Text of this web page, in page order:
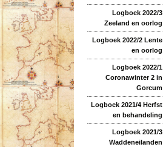
Logboek 2022/3
Zeeland en oorlog
Logboek 2022/2 Lente
en oorlog
Logboek 2022/1
Coronawinter 2 in
Gorcum
Logboek 2021/4 Herfst
en behandeling
Logboek 2021/3
Waddeneilanden